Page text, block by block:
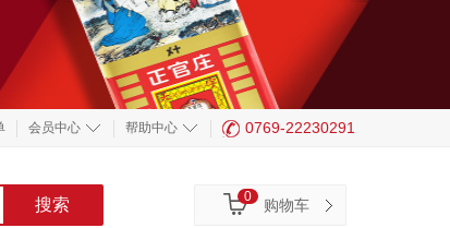
会员中心 帮助中心 0769-22230291
购物车
0